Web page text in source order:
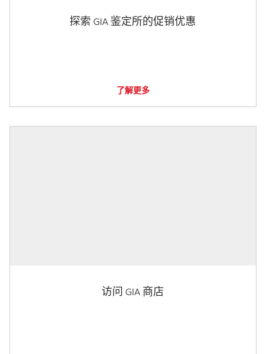
探索 GIA 鉴定所的促销优惠
了解更多
访问 GIA 商店